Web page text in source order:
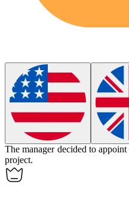
The manager decided toappoint
project.